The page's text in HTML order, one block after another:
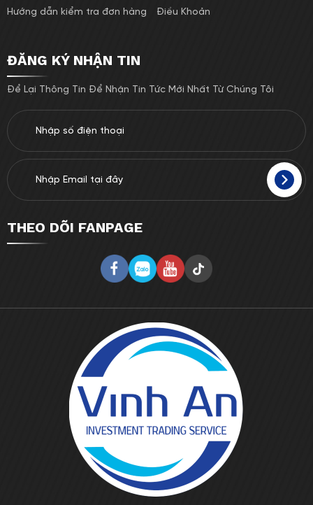
Hướng dẫn kiểm tra đơn hàng Điều Khoản
ĐĂNG KÝ NHẬN TIN
Để Lại Thông Tin Để Nhận Tin Tức Mới Nhất Từ Chúng Tôi
THEO DÕI FANPAGE